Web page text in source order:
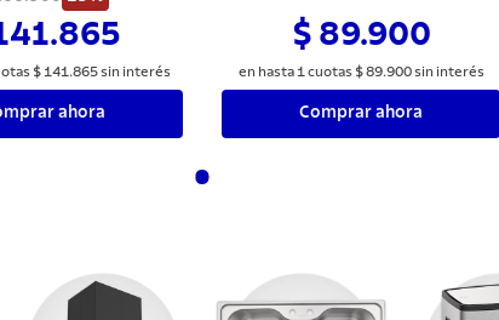
$ 141 .865sin interés
ahora
$ 89.900
en hasta 1 cuotas $89.900sin interés
Comprar ahora